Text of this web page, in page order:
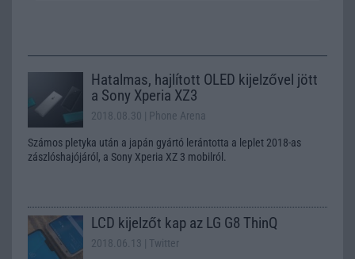
Hatalmas, hajlított OLED kijelzővel jött
a Sony Xperia XZ3
2018.08.30 | Phone Arena
Számos pletyka után a japán gyártó lerántotta a leplet 2018-as
zászlóshajójáról, a Sony Xperia XZ 3 mobilról.
LCD kijelzőt kap az LG G8 ThinQ
2018.06.13 | Twitter